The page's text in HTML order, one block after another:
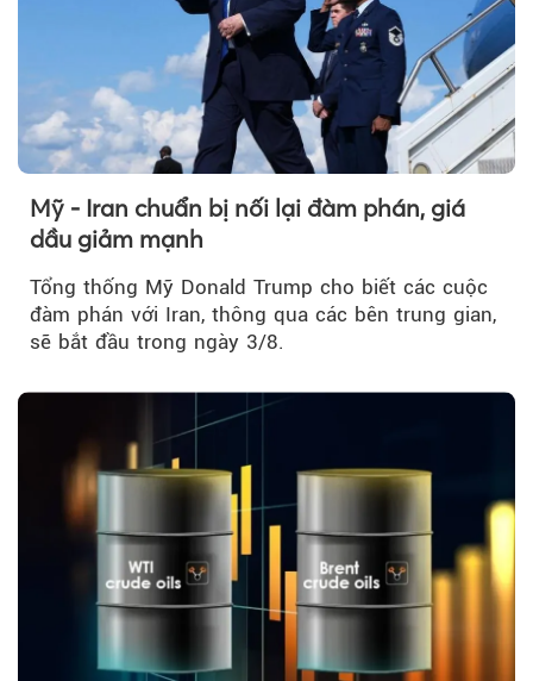
Mỹ - Iran chuẩn bị nối lại đàm phán, giá
dầu giảm mạnh
Tổng thống Mỹ Donald Trump cho biết các cuộc
đàm phán với Iran, thông qua các bên trung gian,
sẽ bắt đầu trong ngày 3/8.